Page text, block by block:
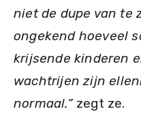
niet de dupe van te
ongekend hoeveel
krijsende kinderen
wachtrijen zijn
normaal.” zegt ze.